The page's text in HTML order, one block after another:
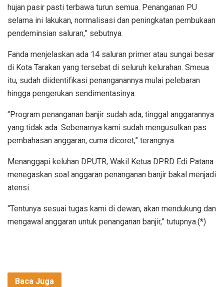
hujan pasir pasti terbawa turun semua. Penanganan PU
selama ini lakukan, normalisasi dan peningkatan pembukaan
pendeminsian saluran,” sebutnya.
Fanda menjelaskan ada 14 saluran primer atau sungai besar
di Kota Tarakan yang tersebat di seluruh kelurahan. Smeua
itu, sudah diidentifikasi penanganannya mulai pelebaran
hingga pengerukan sendimentasinya.
“Program penanganan banjir sudah ada, tinggal anggarannya
yang tidak ada. Sebenarnya kami sudah mengusulkan pas
pembahasan anggaran, cuma dicoret,” terangnya.
Menanggapi keluhan DPUTR, Wakil Ketua DPRD Edi Patana
menegaskan soal anggaran penanganan banjir bakal menjadi
atensi.
“Tentunya sesuai tugas kami di dewan, akan mendukung dan
mengawal anggaran untuk penanganan banjir,” tutupnya.(*)
Baca Juga